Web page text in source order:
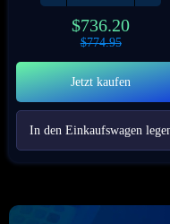
$736.20
$774.95
Jetzt kaufen
In den Einkaufswagen